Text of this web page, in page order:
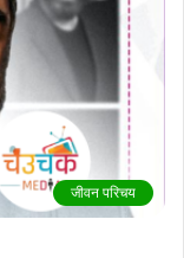
जीवन परिचय